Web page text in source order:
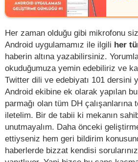
Her zaman olduğu gibi mikrofonu
Android uygulamamız ile ilgili her
haberin altına yazabilirsiniz.
okuduğumuza yemin edebiliriz ve
Twitter dili ve edebiyatı 101 dersini
Android ekibine ek olarak yapılan
parmağı olan tüm DH
iletelim. Bir de tabii ki mekanın
unutmayalım. Daha önceki
ettiyseniz hem geri bildirim
haberlerde bizzat kendisi